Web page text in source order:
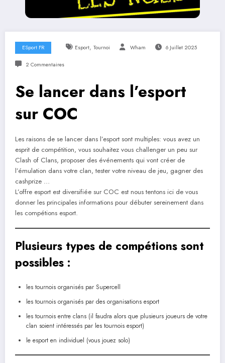
ESport FR Esport, Tournoi Wham 6 Juillet 2025
2 Commentaires
Se lancer dans l’esport
sur COC
Les raisons de se lancer dans l’esport sont multiples: vous avez un
esprit de compétition, vous souhaitez vous challenger un peu sur
Clash of Clans, proposer des événements qui vont créer de
l’émulation dans votre clan, tester votre niveau de jeu, gagner des
cashprize …
L’offre esport est diversifiée sur COC est nous tentons ici de vous
donner les principales informations pour débuter sereinement dans
les compétions esport.
Plusieurs types de compétions sont
possibles :
les tournois organisés par Supercell
les tournois organisés par des organisations esport
les tournois entre clans (il faudra alors que plusieurs joueurs de votre
clan soient intéressés par les tournois esport)
le esport en individuel (vous jouez solo)